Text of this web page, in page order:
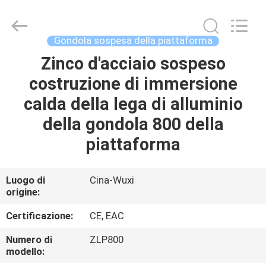
CASA
PRODOTTI
GIRO
DELLA
FABBRICA
Chengdu
Recen
Gondola sospesa della piattaforma
Zinco d'acciaio sospeso
costruzione di immersione
calda della lega di alluminio
della gondola 800 della
piattaforma
Luogo di
origine:
Cina-Wuxi
Certificazione:
CE, EAC
Numero di
modello:
ZLP800